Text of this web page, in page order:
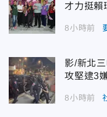
才力挺賴
8小時前
影/新北
攻堅逮3
8小時前